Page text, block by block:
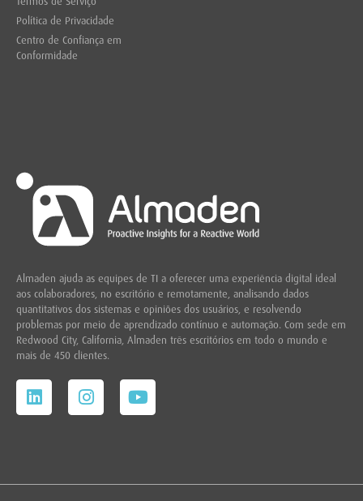
Almaden ajuda as equipes de TI a oferecer uma experiência digital ideal
aos colaboradores, no escritório e remotamente, analisando dados
quantitativos dos sistemas e opiniões dos usuários, e resolvendo
problemas por meio de aprendizado contínuo e automação. Com sede em
Redwood City, California, Almaden três escritórios em todo o mundo e
mais de 450 clientes.
Política de Privacidade
Centro de Confiança em
Conformidade